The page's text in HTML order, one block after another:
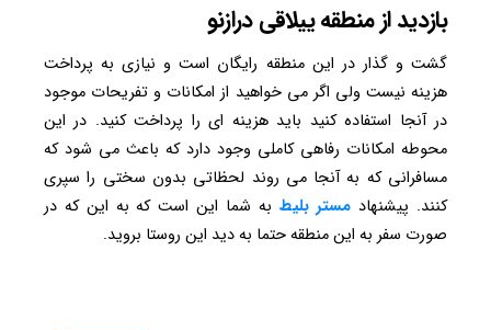
بازدید از منطقه ییلاقی درازنو
گشت و گذار در این منطقه رایگان است و نیازی به پرداخت
هزینه نیست ولی اگر می خواهید از امکانات و تفریحات موجود
در آنجا استفاده کنید باید هزینه ای را پرداخت کنید. در این
محوطه امکانات رفاهی کاملی وجود دارد که باعث می شود که
مسافرانی که به آنجا می روند لحظاتی بدون سختی را سپری
کنند. پیشنهاد مستر بلیط به شما این است که به این که در
صورت سفر به این منطقه حتما به دید این روستا بروید.